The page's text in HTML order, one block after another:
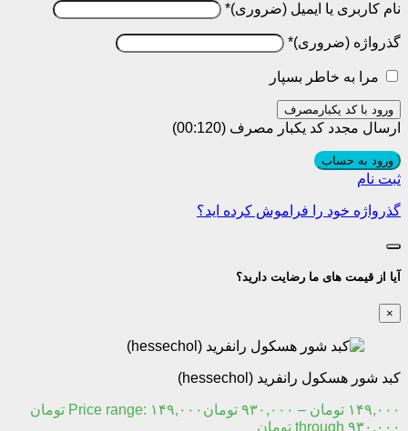
نام کاربری یا ایمیل *
گذرواژه *
مرا به خاطر بسپار
ورود با کد یکبارمصرف
ارسال مجدد کد یکبار مصرف (00:
120
)
ورود به حساب
ثبت نام
گذرواژه خود را فراموش کرده اید؟
آیا از قیمت های ما رضایت دارید؟
×
کبد شور هسکول رانفرید (hessechol)
۱۴۹,۰۰۰ تومان – ۹۳۰,۰۰۰ تومان
Price range: ۱۴۹,۰۰۰ تومان
through ۹۳۰,۰۰۰ تومان